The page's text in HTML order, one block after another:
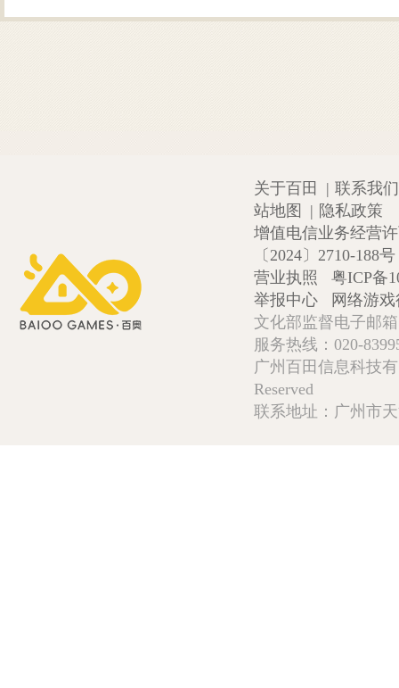
关于百田 | 联系我们
站地图
| 隐私政策
增值电信业务经营
〔2024〕2710-188号
营业执照
粤ICP备
举报中心
网络游
文化部监督电子邮
服务热线：020-
广州百田信息科技
Reserved
联系地址：广州市